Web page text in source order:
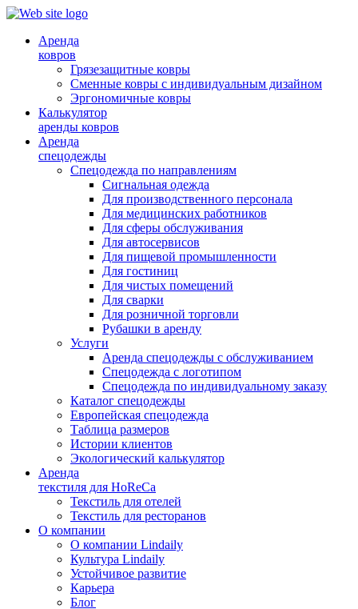
Аренда
ковров
Грязезащитные ковры
Сменные ковры с индивидуальным дизайном
Эргономичные ковры
Калькулятор
аренды ковров
Аренда
спецодежды
Спецодежда по направлениям
Сигнальная одежда
Для производственного персонала
Для медицинских работников
Для сферы обслуживания
Для автосервисов
Для пищевой промышленности
Для гостиниц
Для чистых помещений
Для сварки
Для розничной торговли
Рубашки в аренду
Услуги
Аренда спецодежды с обслуживанием
Спецодежда с логотипом
Спецодежда по индивидуальному заказу
Каталог спецодежды
Европейская спецодежда
Таблица размеров
Истории клиентов
Экологический калькулятор
Аренда
текстиля для HoReCa
Текстиль для отелей
Текстиль для ресторанов
О компании
О компании Lindaily
Культура Lindaily
Устойчивое развитие
Карьера
Блог